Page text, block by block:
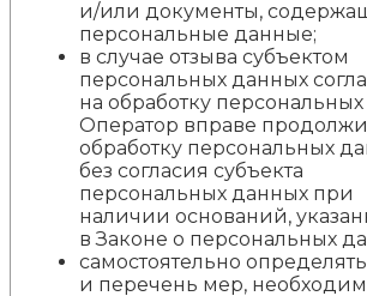
и/или документы,
персональные данные;
в случае отзыва субъектом
персональных данных
на обработку
Оператор вправе
обработку персональных
без согласия субъекта
персональных данных при
наличии оснований,
в Законе о персональных
самостоятельно определять
и перечень мер,